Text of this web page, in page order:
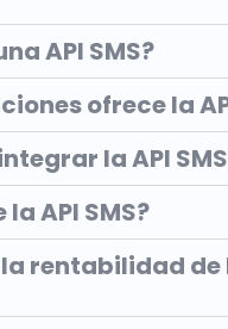
API SMS?
ofrece la
la API
la API SMS?
rentabilidad de